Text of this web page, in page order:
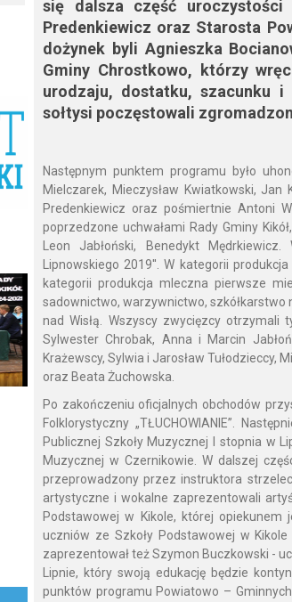
się dalsza część uroczystości
Predenkiewicz oraz Starosta
dożynek byli Agnieszka
Gminy Chrostkowo, którzy
urodzaju, dostatku, szacunku
sołtysi poczęstowali
Następnym punktem programu było
Mielczarek, Mieczysław Kwiatkowski,
Predenkiewicz oraz pośmiertnie Antoni
poprzedzone uchwałami Rady Gminy
Leon Jabłoński, Benedykt
Lipnowskiego 2019''. W kategorii
kategorii produkcja mleczna pierwsze
sadownictwo, warzywnictwo,
nad Wisłą. Wszyscy zwycięzcy otrzymali
Sylwester Chrobak, Anna i Marcin
Krażewscy, Sylwia i Jarosław Tułodzieccy,
oraz Beata Żuchowska.
Po zakończeniu oficjalnych obchodów
Folklorystyczny „TŁUCHOWIANIE”.
Publicznej Szkoły Muzycznej I stopnia w
Muzycznej w Czernikowie. W dalszej
przeprowadzony przez instruktora
artystyczne i wokalne zaprezentowali
Podstawowej w Kikole, której opiekunem
uczniów ze Szkoły Podstawowej w
zaprezentował też Szymon Buczkowski -
Lipnie, który swoją edukację będzie
punktów programu Powiatowo –